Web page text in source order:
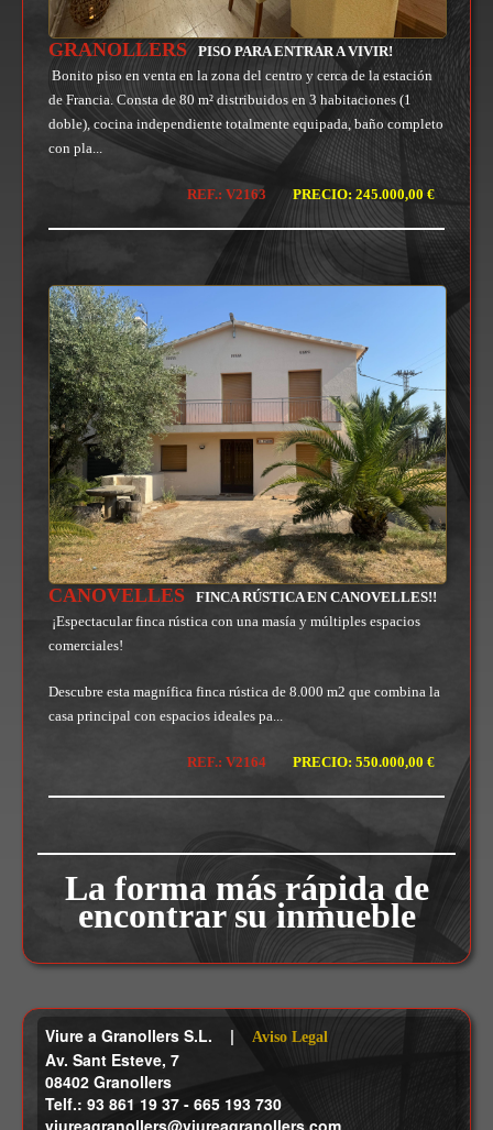
GRANOLLERS
PISO PARA ENTRAR A VIVIR!
Bonito piso en venta en la zona del centro y cerca de la estación
de Francia. Consta de 80 m² distribuidos en 3 habitaciones (1
doble), cocina independiente totalmente equipada, baño completo
con pla...
REF.: V2163 PRECIO: 245.000,00 €
CANOVELLES
FINCA RÚSTICA EN CANOVELLES!!
¡Espectacular finca rústica con una masía y múltiples espacios
comerciales!
Descubre esta magnífica finca rústica de 8.000 m2 que combina la
casa principal con espacios ideales pa...
REF.: V2164 PRECIO: 550.000,00 €
La forma más rápida de
encontrar su inmueble
Viure a Granollers S.L. | Aviso Legal
Av. Sant Esteve, 7
08402 Granollers
Telf.: 93 861 19 37 - 665 193 730
viureagranollers@viureagranollers.com